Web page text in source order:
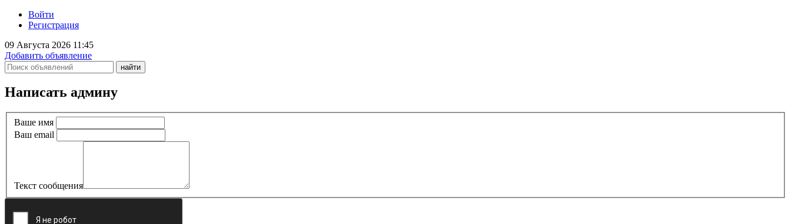
Войти
Регистрация
09 Августа 2026 11:45
Добавить объявление
Написать админу
Ваше имя
Ваш email
Текст сообщения